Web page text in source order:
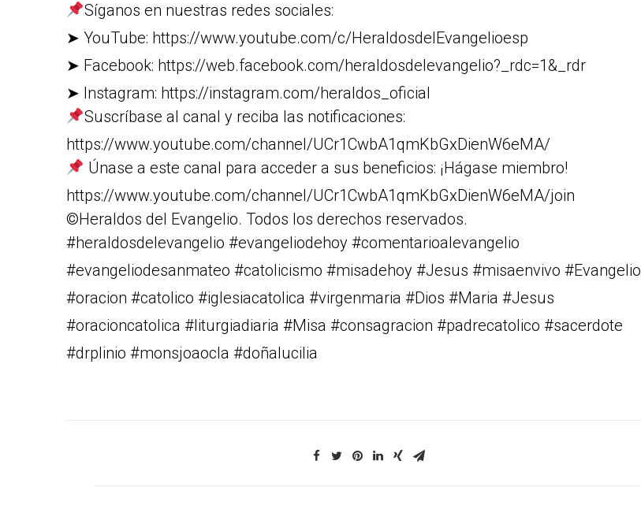
Síganos en nuestras redes sociales:
➤ YouTube: https://www.youtube.com/c/HeraldosdelEvangelioesp
➤ Facebook: https://web.facebook.com/heraldosdelevangelio?_rdc=1&_rdr
➤ Instagram: https://instagram.com/heraldos_oficial
Suscríbase al canal y reciba las notificaciones:
https://www.youtube.com/channel/UCr1CwbA1qmKbGxDienW6eMA/
Únase a este canal para acceder a sus beneficios: ¡Hágase miembro!
https://www.youtube.com/channel/UCr1CwbA1qmKbGxDienW6eMA/join
©Heraldos del Evangelio. Todos los derechos reservados.
#heraldosdelevangelio #evangeliodehoy #comentarioalevangelio
#evangeliodesanmateo #catolicismo #misadehoy #Jesus #misaenvivo #Evangelio
#oracion #catolico #iglesiacatolica #virgenmaria #Dios #Maria #Jesus
#oracioncatolica #liturgiadiaria #Misa #consagracion #padrecatolico #sacerdote
#drplinio #monsjoaocla #doñalucilia